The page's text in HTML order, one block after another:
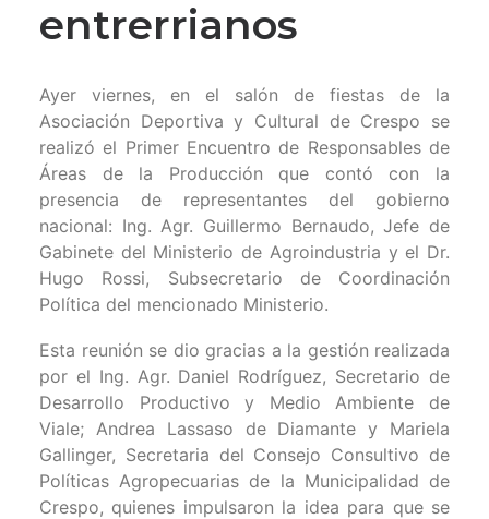
entrerrianos
Ayer viernes, en el salón de fiestas de la
Asociación Deportiva y Cultural de Crespo se
realizó el Primer Encuentro de Responsables de
Áreas de la Producción que contó con la
presencia de representantes del gobierno
nacional: Ing. Agr. Guillermo Bernaudo, Jefe de
Gabinete del Ministerio de Agroindustria y el Dr.
Hugo Rossi, Subsecretario de Coordinación
Política del mencionado Ministerio.
Esta reunión se dio gracias a la gestión realizada
por el Ing. Agr. Daniel Rodríguez, Secretario de
Desarrollo Productivo y Medio Ambiente de
Viale; Andrea Lassaso de Diamante y Mariela
Gallinger, Secretaria del Consejo Consultivo de
Políticas Agropecuarias de la Municipalidad de
Crespo, quienes impulsaron la idea para que se